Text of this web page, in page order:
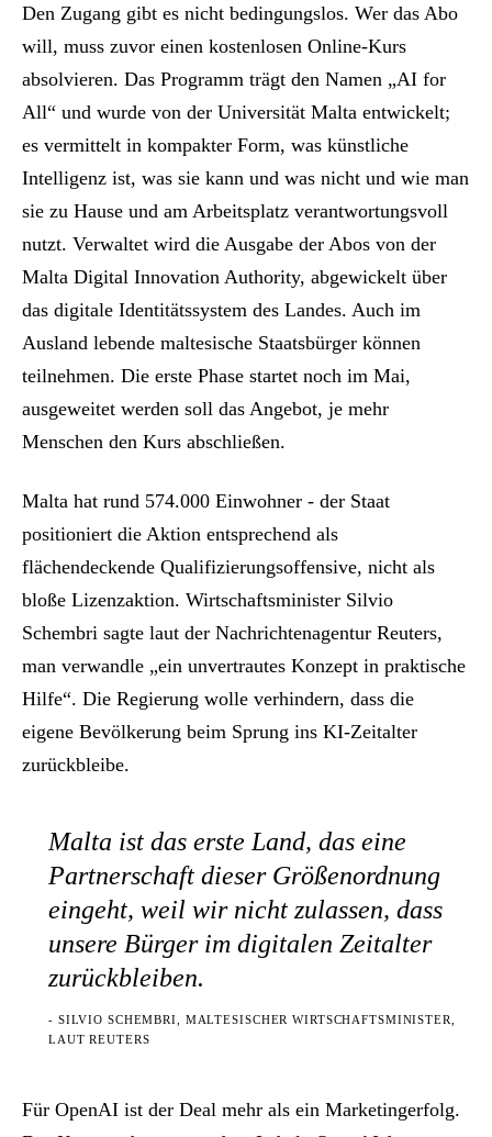
Den Zugang gibt es nicht bedingungslos. Wer das Abo
will, muss zuvor einen kostenlosen Online-Kurs
absolvieren. Das Programm trägt den Namen „AI for
All“ und wurde von der Universität Malta entwickelt;
es vermittelt in kompakter Form, was künstliche
Intelligenz ist, was sie kann und was nicht und wie man
sie zu Hause und am Arbeitsplatz verantwortungsvoll
nutzt. Verwaltet wird die Ausgabe der Abos von der
Malta Digital Innovation Authority, abgewickelt über
das digitale Identitätssystem des Landes. Auch im
Ausland lebende maltesische Staatsbürger können
teilnehmen. Die erste Phase startet noch im Mai,
ausgeweitet werden soll das Angebot, je mehr
Menschen den Kurs abschließen.
Malta hat rund 574.000 Einwohner - der Staat
positioniert die Aktion entsprechend als
flächendeckende Qualifizierungsoffensive, nicht als
bloße Lizenzaktion. Wirtschaftsminister Silvio
Schembri sagte laut der Nachrichtenagentur Reuters,
man verwandle „ein unvertrautes Konzept in praktische
Hilfe“. Die Regierung wolle verhindern, dass die
eigene Bevölkerung beim Sprung ins KI-Zeitalter
zurückbleibe.
Malta ist das erste Land, das eine
Partnerschaft dieser Größenordnung
eingeht, weil wir nicht zulassen, dass
unsere Bürger im digitalen Zeitalter
zurückbleiben.
- SILVIO SCHEMBRI, MALTESISCHER WIRTSCHAFTSMINISTER,
LAUT REUTERS
Für OpenAI ist der Deal mehr als ein Marketingerfolg.